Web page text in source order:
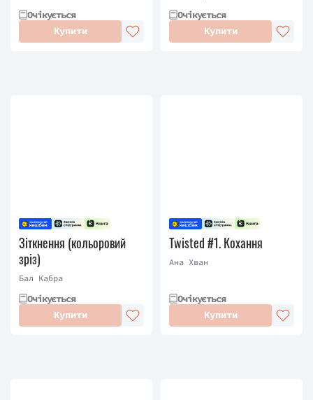
Очікується
Купити
Очікується
Купити
Зіткнення (кольоровий
зріз)
Бал Кабра
Очікується
Купити
Twisted #1. Кохання
Ана Хван
Очікується
Купити